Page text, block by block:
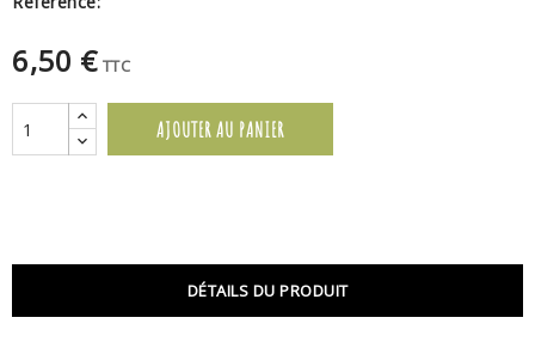
6,50 € TTC
AJOUTER AU PANIER
DÉTAILS DU PRODUIT